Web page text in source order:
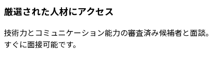
厳選された人材にアクセス
技術力とコミュニケーション能力の審査済み候補者と面談。
すぐに面接可能です。